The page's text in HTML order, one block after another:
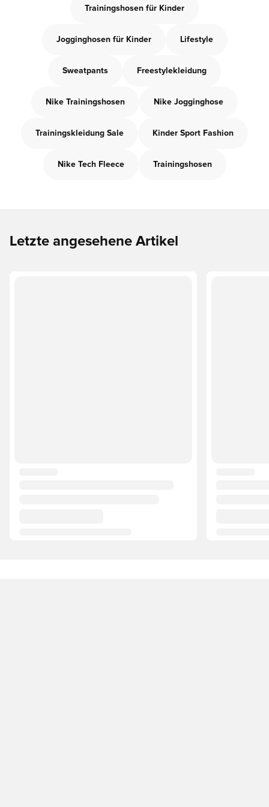
Trainingshosen für Kinder
Jogginghosen für Kinder Lifestyle
Sweatpants Freestylekleidung
Nike Trainingshosen Nike Jogginghose
Trainingskleidung Sale Kinder Sport Fashion
Nike Tech Fleece Trainingshosen
Letzte angesehene Artikel